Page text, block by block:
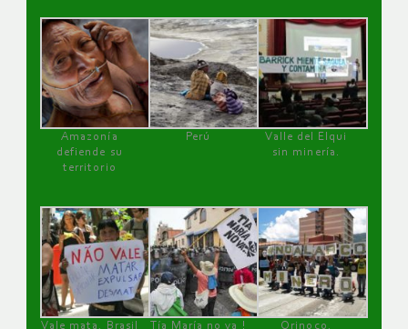
Amazonía
defiende su
territorio
Perú
Valle del Elqui
sin minería.
Vale mata, Brasil Tía María no va ! Orinoco,